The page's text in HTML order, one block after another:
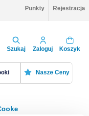
Punkty Rejestracja
Szukaj Zaloguj Koszyk
Nasze Ceny